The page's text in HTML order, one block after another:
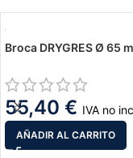
Broca DRYGRES Ø 65
55,40 € IVA no
AÑADIR AL CARRITO